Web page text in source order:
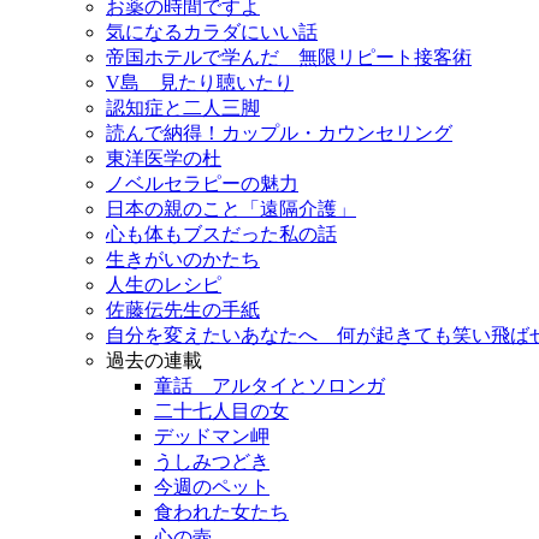
お薬の時間ですよ
気になるカラダにいい話
帝国ホテルで学んだ 無限リピート接客術
V島 見たり聴いたり
認知症と二人三脚
読んで納得！カップル・カウンセリング
東洋医学の杜
ノベルセラピーの魅力
日本の親のこと「遠隔介護」
心も体もブスだった私の話
生きがいのかたち
人生のレシピ
佐藤伝先生の手紙
自分を変えたいあなたへ 何が起きても笑い飛ば
過去の連載
童話 アルタイとソロンガ
二十七人目の女
デッドマン岬
うしみつどき
今週のペット
食われた女たち